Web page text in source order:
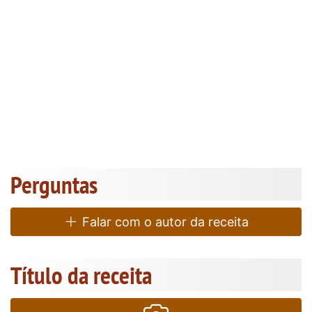
Perguntas
Falar com o autor da receita
Título da receita